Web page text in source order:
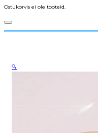
Ostukorvis ei ole tooteid.
🔍